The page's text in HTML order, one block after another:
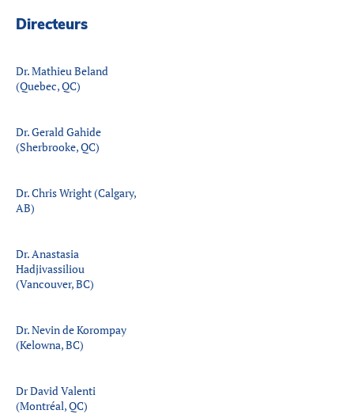
Directeurs
Dr. Mathieu Beland
(Quebec, QC)
Dr. Gerald Gahide
(Sherbrooke, QC)
Dr. Chris Wright (Calgary,
AB)
Dr. Anastasia
Hadjivassiliou
(Vancouver, BC)
Dr. Nevin de Korompay
(Kelowna, BC)
Dr David Valenti
(Montréal, QC)